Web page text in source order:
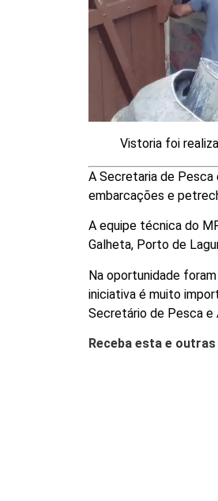
Vistoria foi
A Secretaria de Pesca
embarcações e
A equipe técnica do
Galheta, Porto de
Na oportunidade
iniciativa é muito
Secretário de Pesca e
Receba esta e